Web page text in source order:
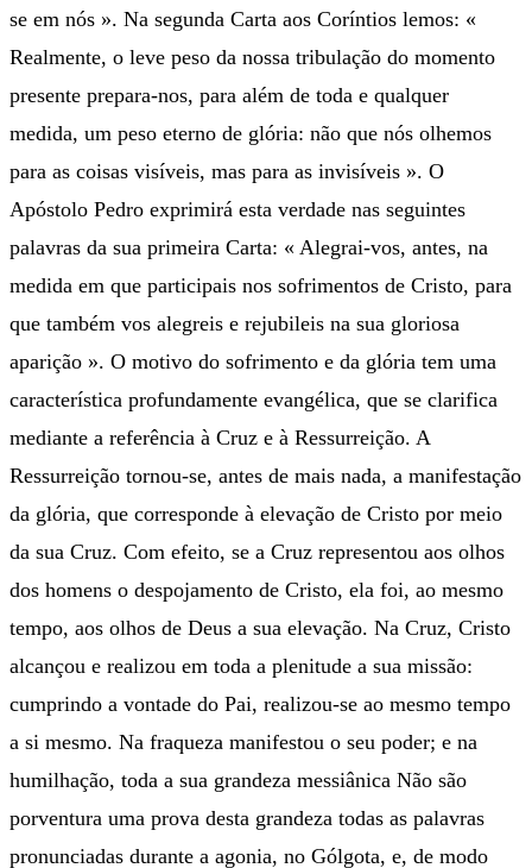
se em nós ». Na segunda Carta aos Coríntios lemos: «
Realmente, o leve peso da nossa tribulação do momento
presente prepara-nos, para além de toda e qualquer
medida, um peso eterno de glória: não que nós olhemos
para as coisas visíveis, mas para as invisíveis ». O
Apóstolo Pedro exprimirá esta verdade nas seguintes
palavras da sua primeira Carta: « Alegrai-vos, antes, na
medida em que participais nos sofrimentos de Cristo, para
que também vos alegreis e rejubileis na sua gloriosa
aparição ». O motivo do sofrimento e da glória tem uma
característica profundamente evangélica, que se clarifica
mediante a referência à Cruz e à Ressurreição. A
Ressurreição tornou-se, antes de mais nada, a manifestação
da glória, que corresponde à elevação de Cristo por meio
da sua Cruz. Com efeito, se a Cruz representou aos olhos
dos homens o despojamento de Cristo, ela foi, ao mesmo
tempo, aos olhos de Deus a sua elevação. Na Cruz, Cristo
alcançou e realizou em toda a plenitude a sua missão:
cumprindo a vontade do Pai, realizou-se ao mesmo tempo
a si mesmo. Na fraqueza manifestou o seu poder; e na
humilhação, toda a sua grandeza messiânica Não são
porventura uma prova desta grandeza todas as palavras
pronunciadas durante a agonia, no Gólgota, e, de modo